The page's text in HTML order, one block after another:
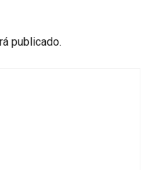
publicado.